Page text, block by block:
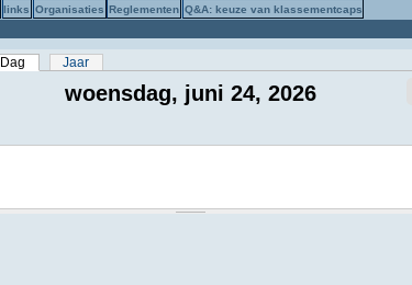
links Organisaties Reglementen Q&A: keuze van klassementcaps
Dag (actieve tabblad)
Jaar
woensdag, juni 24, 2026